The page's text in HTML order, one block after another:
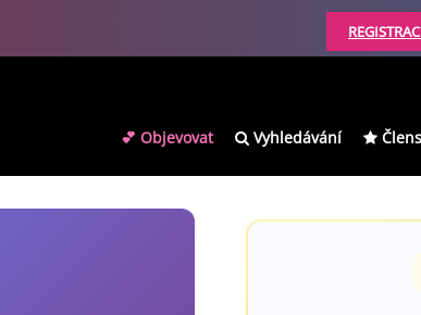
💕 Objevovat Vyhledávání